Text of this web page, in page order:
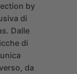
by
di
Dalle
di
da